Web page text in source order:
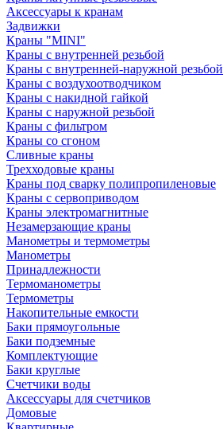
Аксессуары к кранам
Задвижки
Краны "MINI"
Краны с внутренней резьбой
Краны с внутренней-наружной резьбой
Краны с воздухоотводчиком
Краны с накидной гайкой
Краны с наружной резьбой
Краны с фильтром
Краны со сгоном
Сливные краны
Трехходовые краны
Краны под сварку полипропиленовые
Краны с сервоприводом
Краны электромагнитные
Незамерзающие краны
Манометры и термометры
Манометры
Принадлежности
Термоманометры
Термометры
Накопительные емкости
Баки прямоугольные
Баки подземные
Комплектующие
Баки круглые
Счетчики воды
Аксессуары для счетчиков
Домовые